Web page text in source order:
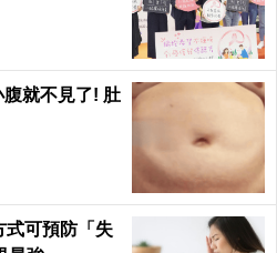
就不見了! 肚
式可預防「失